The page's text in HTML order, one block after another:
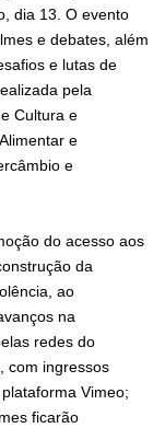
dia 13. O evento
e debates, além
e lutas de
pela
Cultura e
e
e
do acesso aos
da
ao
na
redes do
com ingressos
Vimeo;
ficarão